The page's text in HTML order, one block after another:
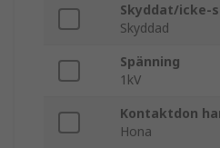
Skyddat/icke-
Skyddad
Spänning
1kV
Kontaktdon
Hona